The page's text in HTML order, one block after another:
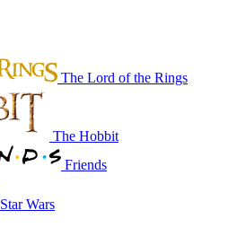
The Lord of the Rings
The Hobbit
Friends
Star Wars